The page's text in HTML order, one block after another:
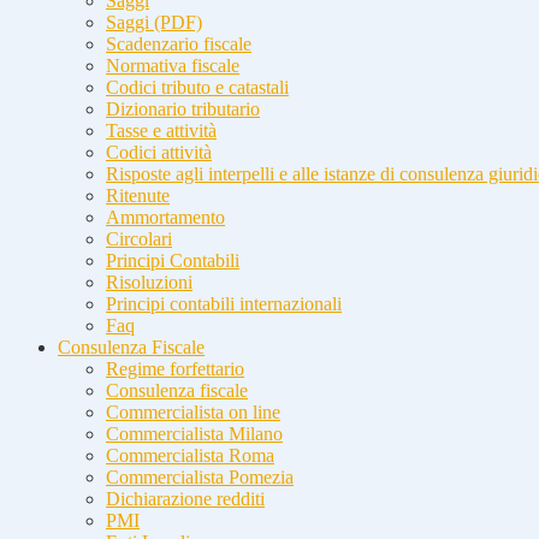
Saggi (PDF)
Scadenzario fiscale
Normativa fiscale
Codici tributo e catastali
Dizionario tributario
Tasse e attività
Codici attività
Risposte agli interpelli e alle istanze di consulenza
Ritenute
Ammortamento
Circolari
Principi Contabili
Risoluzioni
Principi contabili internazionali
Faq
Consulenza Fiscale
Regime forfettario
Consulenza fiscale
Commercialista on line
Commercialista Milano
Commercialista Roma
Commercialista Pomezia
Dichiarazione redditi
PMI